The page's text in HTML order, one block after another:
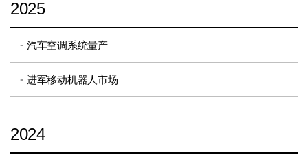
2025
汽车空调系统量产
进军移动机器人市场
2024